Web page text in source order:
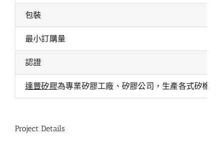
包裝
最小訂購量
認證
達豐矽膠為專業矽膠工廠、矽膠公司，生產各式矽橡
Project Details